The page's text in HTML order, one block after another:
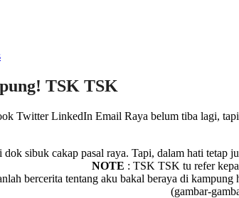
TSK TSK
Twitter LinkedIn Email Raya belum tiba lagi,
sibuk cakap pasal raya. Tapi, dalam hati tetap
NOTE : TSK TSK tu refer
bercerita tentang aku bakal beraya di
(gambar-